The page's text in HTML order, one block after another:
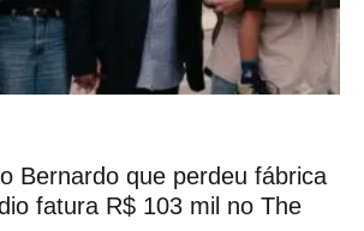
Bernardo que perdeu fábrica
fatura R$ 103 mil no The